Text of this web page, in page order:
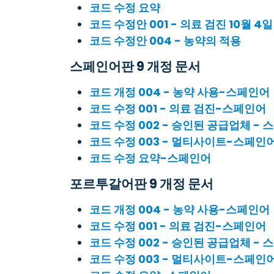
코드 수정 요약
코드 수정안 001 - 의료 검진 10월 4일
코드 수정안 004 - 농약의 적용
스페인어판 9 개정 문서
코드 개정 004 - 농약 사용-스페인어
코드 수정 001 - 의료 검진-스페인어
코드 수정 002 - 승인된 공급업체 -
코드 수정 003 - 멀티사이트-스페인
코드 수정 요약-스페인어
포르투갈어판 9 개정 문서
코드 개정 004 - 농약 사용-스페인어
코드 수정 001 - 의료 검진-스페인어
코드 수정 002 - 승인된 공급업체 -
코드 수정 003 - 멀티사이트-스페인